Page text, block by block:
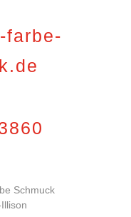
farbe-
Schmuck